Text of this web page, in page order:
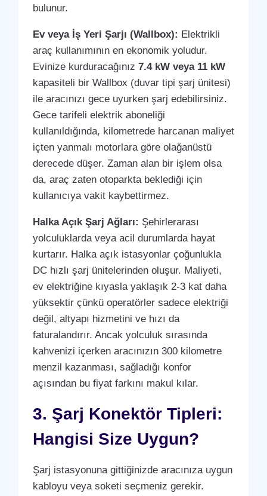
bulunur.
Ev veya İş Yeri Şarjı (Wallbox): Elektrikli
araç kullanımının en ekonomik yoludur.
Evinize kurduracağınız 7.4 kW veya 11 kW
kapasiteli bir Wallbox (duvar tipi şarj ünitesi)
ile aracınızı gece uyurken şarj edebilirsiniz.
Gece tarifeli elektrik aboneliği
kullanıldığında, kilometrede harcanan maliyet
içten yanmalı motorlara göre olağanüstü
derecede düşer. Zaman alan bir işlem olsa
da, araç zaten otoparkta beklediği için
kullanıcıya vakit kaybettirmez.
Halka Açık Şarj Ağları: Şehirlerarası
yolculuklarda veya acil durumlarda hayat
kurtarır. Halka açık istasyonlar çoğunlukla
DC hızlı şarj ünitelerinden oluşur. Maliyeti,
ev elektriğine kıyasla yaklaşık 2-3 kat daha
yüksektir çünkü operatörler sadece elektriği
değil, altyapı hizmetini ve hızı da
faturalandırır. Ancak yolculuk sırasında
kahvenizi içerken aracınızın 300 kilometre
menzil kazanması, sağladığı konfor
açısından bu fiyat farkını makul kılar.
3. Şarj Konektör Tipleri:
Hangisi Size Uygun?
Şarj istasyonuna gittiğinizde aracınıza uygun
kabloyu veya soketi seçmeniz gerekir.